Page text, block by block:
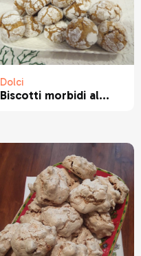
Dolci
Biscotti morbidi al...